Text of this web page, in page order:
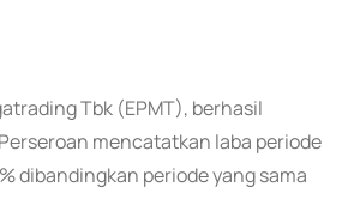
Tbk (EPMT), berhasil
mencatatkan laba periode
dibandingkan periode yang sama